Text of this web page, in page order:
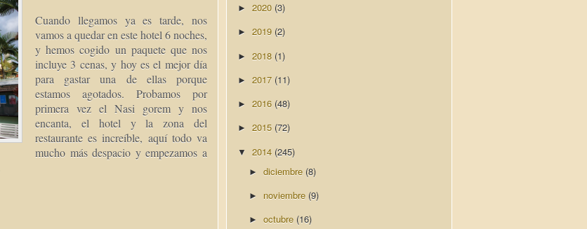
Cuando llegamos ya es tarde, nos
vamos a quedar en este hotel 6 noches,
y hemos cogido un paquete que nos
incluye 3 cenas, y hoy es el mejor día
para gastar una de ellas porque
estamos agotados. Probamos por
primera vez el Nasi gorem y nos
encanta, el hotel y la zona del
restaurante es increíble, aquí todo va
mucho más despacio y empezamos a
► 2020 (3)
► 2019 (2)
► 2018 (1)
► 2017 (11)
► 2016 (48)
► 2015 (72)
▼ 2014 (245)
► diciembre (8)
► noviembre (9)
► octubre (16)